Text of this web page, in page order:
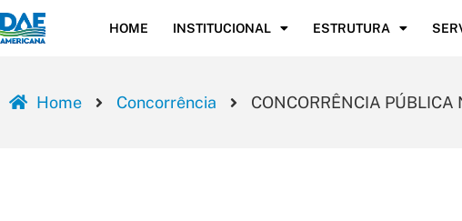
HOME INSTITUCIONAL ESTRUTURA
Home Concorrência CONCORRÊNCIA PÚBLICA